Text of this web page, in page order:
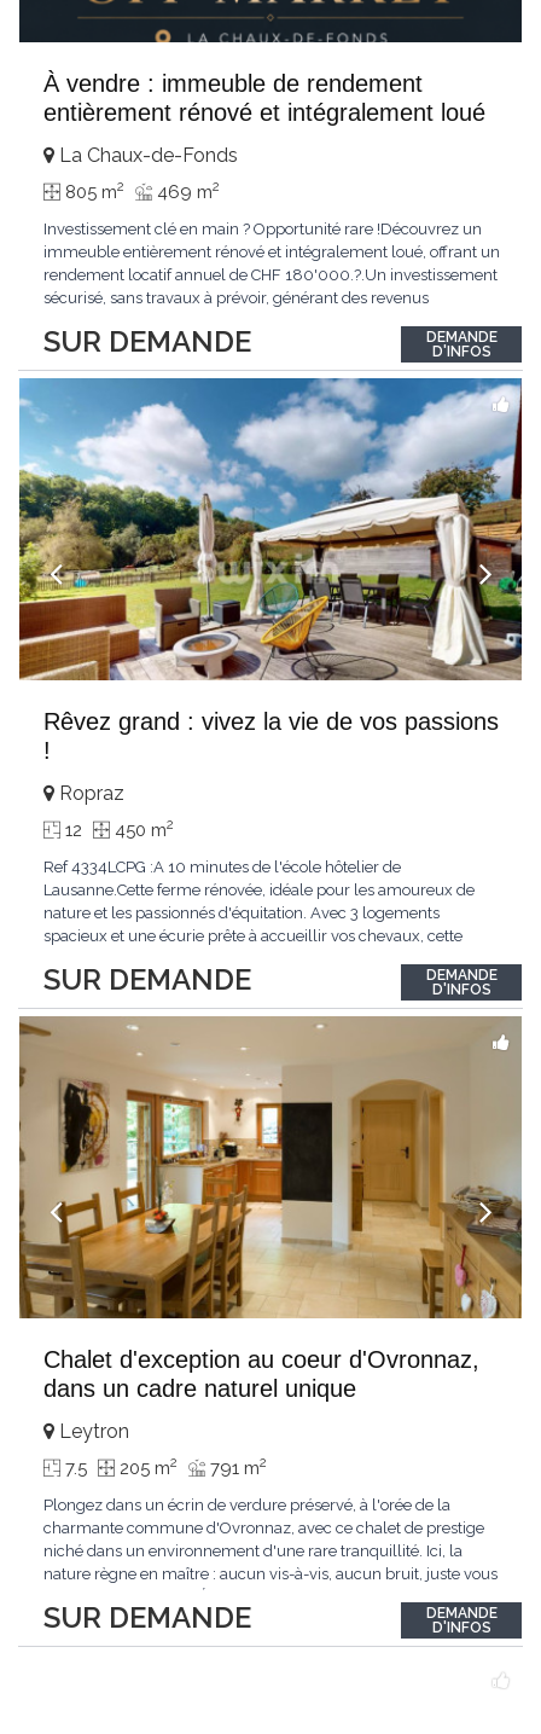
À vendre : immeuble de rendement
entièrement rénové et intégralement loué
SUR DEMANDE
La Chaux-de-Fonds
805 m2 469 m2
Investissement clé en main ? Opportunité rare !Découvrez un
immeuble entièrement rénové et intégralement loué, offrant un
rendement locatif annuel de CHF 180'000.?.Un investissement
sécurisé, sans travaux à prévoir, générant des revenus
d'informations ou recevoir le dossier.
DEMANDE
D'INFOS
Rêvez grand : vivez la vie de vos passions
!
SUR DEMANDE
Ropraz
12 450 m2
Ref 4334LCPG :A 10 minutes de l'école hôtelier de
Lausanne.Cette ferme rénovée, idéale pour les amoureux de
nature et les passionnés d'équitation. Avec 3 logements
spacieux et une écurie prête à accueillir vos chevaux, cette
authentique et confort moderne. - 3 logements confortables :
duplex 2,5 pièces, duplex 4,5 pièces avec...
DEMANDE
D'INFOS
Chalet d'exception au coeur d'Ovronnaz,
dans un cadre naturel unique
SUR DEMANDE
Leytron
7.5 205 m2 791 m2
Plongez dans un écrin de verdure préservé, à l'orée de la
charmante commune d'Ovronnaz, avec ce chalet de prestige
niché dans un environnement d'une rare tranquillité. Ici, la
nature règne en maître : aucun vis-à-vis, aucun bruit, juste vous
par ses finitions de très haut standing et ses matériaux nobles.
Le bois de mélèze...
DEMANDE
D'INFOS